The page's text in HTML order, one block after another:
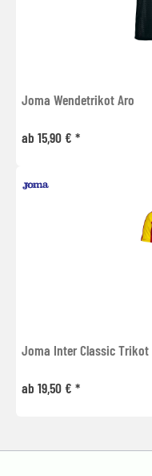
Joma Wendetrikot Aro
ab 15,90 € *
Joma Inter Classic Trikot
ab 19,50 € *